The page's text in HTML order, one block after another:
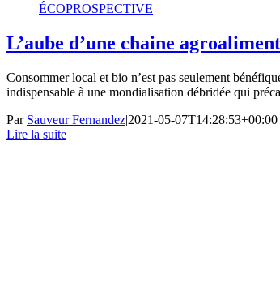
ÉCOPROSPECTIVE
L’aube d’une chaine
Consommer local et bio n’est pas seulement
indispensable à une mondialisation débridée qui
Par Sauveur Fernandez|2021-05-07T14:28:53+00:00
Lire la suite